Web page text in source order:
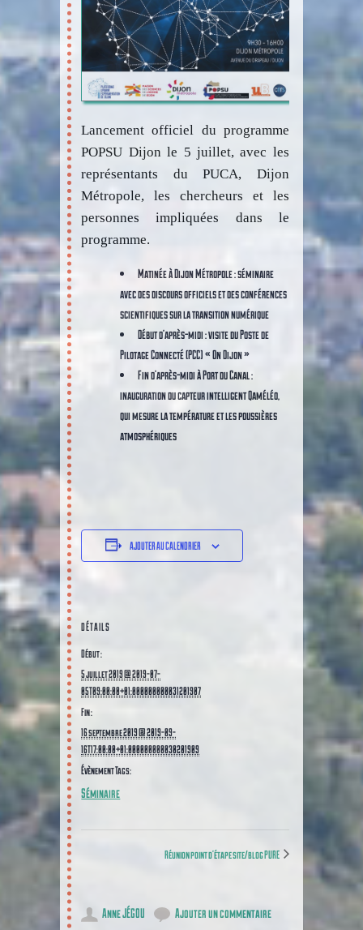
Lancement officiel du programme
POPSU Dijon le 5 juillet, avec les
représentants du PUCA, Dijon
Métropole, les chercheurs et les
personnes impliquées dans le
programme.
Matinée à Dijon Métropole : séminaire
avec des discours officiels et des conférences
scientifiques sur la transition numérique
Début d’après-midi : visite du Poste de
Pilotage Connecté (PCC) « On Dijon »
Fin d’après-midi à Port du Canal :
inauguration du capteur intelligent Qaméléo,
qui mesure la température et les poussières
atmosphériques
AJOUTER AU CALENDRIER
DÉTAILS
Début :
5 juillet 2019 @ 2019-07-
05T09:00:00+01:000000000031201907
Fin :
16 septembre 2019 @ 2019-09-
16T17:00:00+01:000000000030201909
Évènement Tags:
Séminaire
Réunion point d’étape site/blog PURE
Anne JÉGOU Ajouter un commentaire